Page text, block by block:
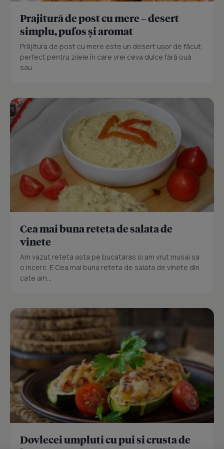
Prajitură de post cu mere – desert
simplu, pufos și aromat
Prăjitura de post cu mere este un desert ușor de făcut,
perfect pentru zilele în care vrei ceva dulce fără ouă
sau...
Cea mai buna reteta de salata de
vinete
Am vazut reteta asta pe bucataras si am vrut musai sa
o incerc. E Cea mai buna reteta de salata de vinete din
cate am...
Dovlecei umpluti cu pui si crusta de